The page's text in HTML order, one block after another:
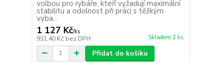
volbou pro rybáře, kteří vyžadují maximální
stabilitu a odolnost při práci s těžkým
vyba...
1 127 Kč/ks
931,40 Kč bez DPH Skladem 2 ks
Přidat do košíku